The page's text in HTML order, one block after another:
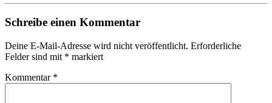
Schreibe einen Kommentar
Deine E-Mail-Adresse wird nicht veröffentlicht. Erforderliche
Felder sind mit * markiert
Kommentar *